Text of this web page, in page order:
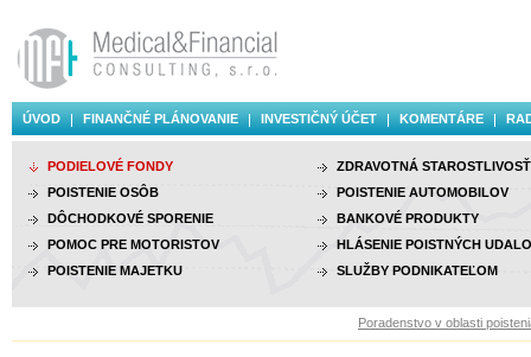
ÚVOD FINANČNÉ PLÁNOVANIE INVESTIČNÝ ÚČET KOMENTÁRE
PODIELOVÉ FONDY
POISTENIE OSÔB
DÔCHODKOVÉ SPORENIE
POMOC PRE MOTORISTOV
POISTENIE MAJETKU
ZDRAVOTNÁ STAROSTLIVOSŤ
POISTENIE AUTOMOBILOV
BANKOVÉ PRODUKTY
HLÁSENIE POISTNÝCH
SLUŽBY PODNIKATEĽOM
Poradenstvo v oblasti